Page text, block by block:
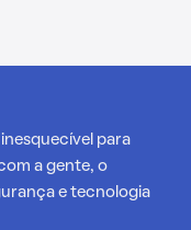
para
a gente, o
e tecnologia